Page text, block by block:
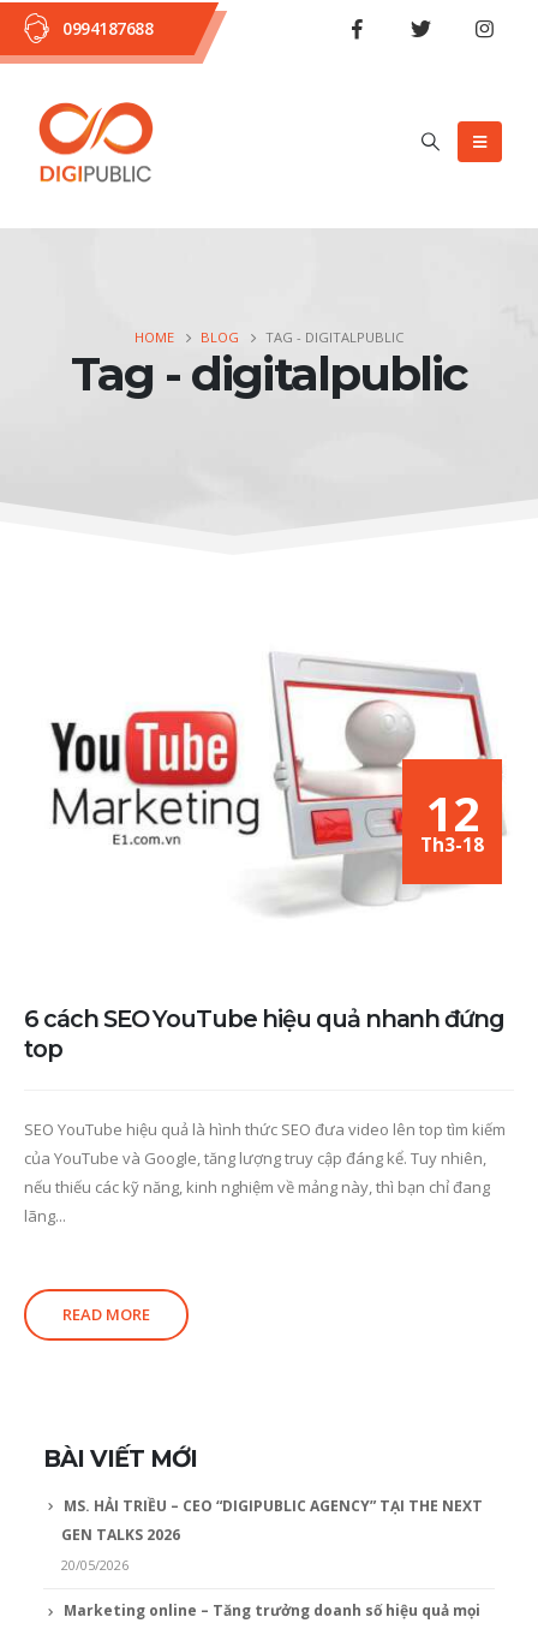
0994187688
HOME BLOG TAG - DIGITALPUBLIC
Tag - digitalpublic
12
Th3-18
6 cách SEO YouTube hiệu quả nhanh đứng
top
SEO YouTube hiệu quả là hình thức SEO đưa video lên top tìm kiếm
của YouTube và Google, tăng lượng truy cập đáng kể. Tuy nhiên,
nếu thiếu các kỹ năng, kinh nghiệm về mảng này, thì bạn chỉ đang
lãng...
READ MORE
BÀI VIẾT MỚI
MS. HẢI TRIỀU – CEO “DIGIPUBLIC AGENCY” TẠI THE NEXT
GEN TALKS 2026
20/05/2026
Marketing online – Tăng trưởng doanh số hiệu quả mọi